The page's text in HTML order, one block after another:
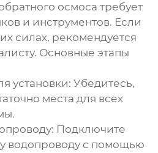
осмоса требует
и инструментов. Если
силах, рекомендуется
Основные этапы
установки: Убедитесь,
места для всех
Подключите
водопроводу с помощью